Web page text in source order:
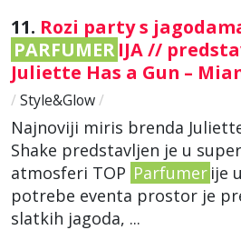
11. Rozi party s
PARFUMERIJA //
Juliette Has a Gun –
/ Style&Glow/
Najnoviji miris brenda
Shake predstavljen je u
atmosferi TOP Parfumer ije
potrebe eventa prostor je
slatkih jagoda, ...